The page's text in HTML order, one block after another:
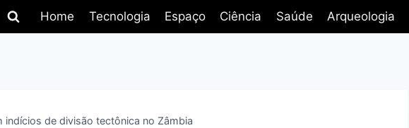
Home Tecnologia Espaço Ciência Saúde Arqueologia
indícios de divisão tectônica no Zâmbia